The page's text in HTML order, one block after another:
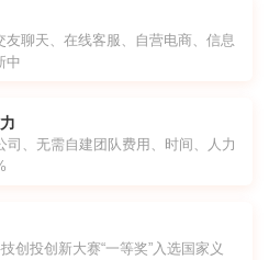
友聊天、在线客服、自营电商、信息
中
司、无需自建团队费用、时间、人力
创投创新大赛“一等奖”入选国家义